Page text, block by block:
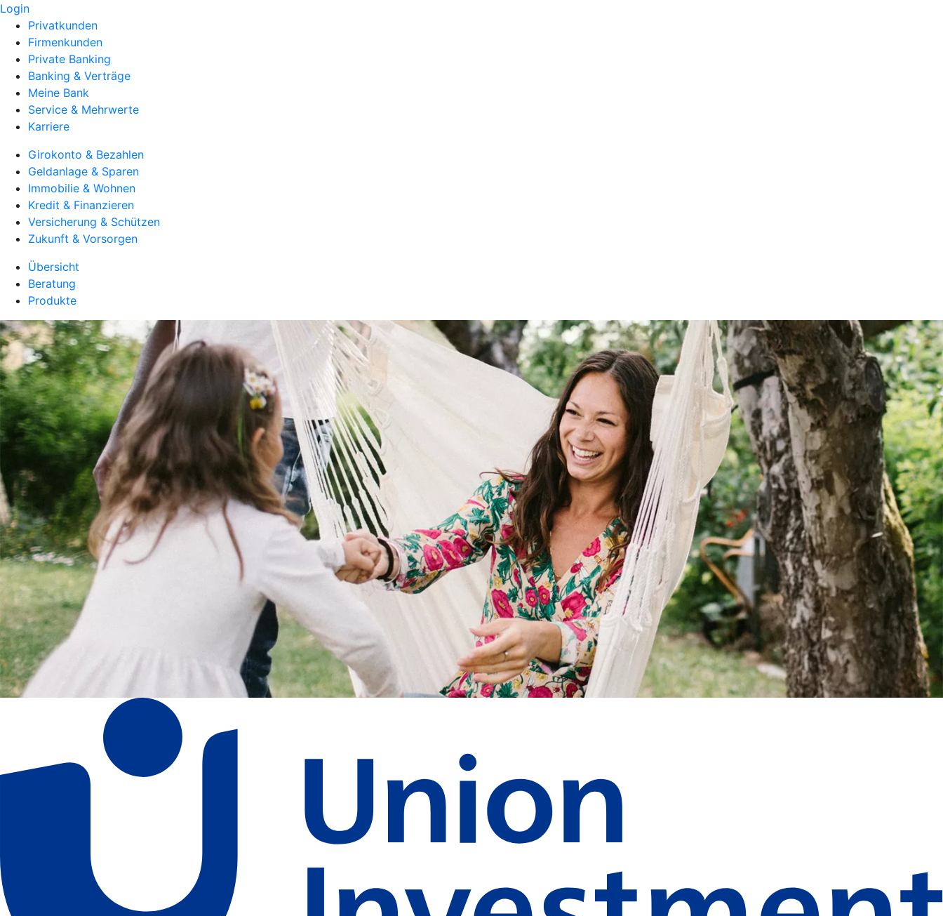
Login
Privatkunden
Firmenkunden
Private Banking
Banking & Verträge
Meine Bank
Service & Mehrwerte
Karriere
Girokonto & Bezahlen
Geldanlage & Sparen
Immobilie & Wohnen
Kredit & Finanzieren
Versicherung & Schützen
Zukunft & Vorsorgen
Übersicht
Beratung
Produkte